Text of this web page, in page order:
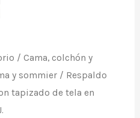
/Cama, colchón y
y sommier / Respaldo
tapizado de tela en